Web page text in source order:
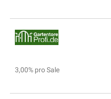
3,00% pro Sale